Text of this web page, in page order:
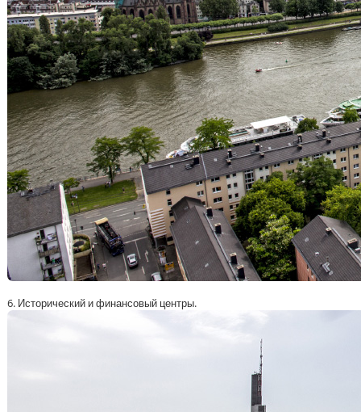
6. Исторический и финансовый центры.